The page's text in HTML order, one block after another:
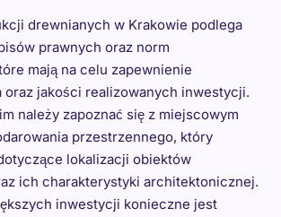
drewnianych w Krakowie podlega
prawnych oraz norm
mają na celu zapewnienie
oraz jakości realizowanych inwestycji.
należy zapoznać się z miejscowym
przestrzennego, który
lokalizacji obiektów
ich charakterystyki architektonicznej.
inwestycji konieczne jest